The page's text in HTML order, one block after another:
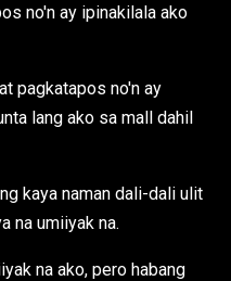
no'n ay ipinakilala ako
pagkatapos no'n ay
lang ako sa mall dahil
kaya naman dali-dali ulit
na umiiyak na.
na ako, pero habang